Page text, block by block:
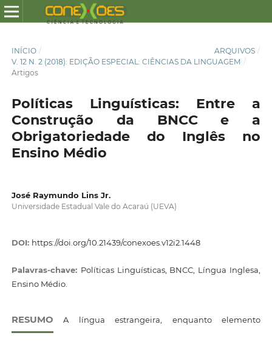
INÍCIO / ARQUIVOS /
V. 12 N. 2 (2018): EDIÇÃO ESPECIAL: CIÊNCIAS DA LINGUAGEM /
Artigos
Políticas Linguísticas: Entre a
Construção da BNCC e a
Obrigatoriedade do Inglês no
Ensino Médio
José Raymundo Lins Jr.
Universidade Estadual Vale do Acaraú (UEVA)
DOI: https://doi.org/10.21439/conexoes.v12i2.1448
Palavras-chave: Políticas Linguísticas, BNCC, Língua Inglesa,
Ensino Médio.
RESUMO A língua estrangeira, enquanto elemento